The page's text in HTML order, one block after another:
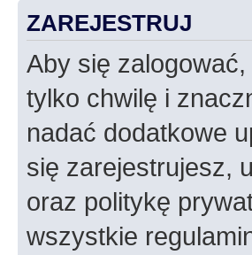
ZAREJESTRUJ
Aby się
tylko chwilę i
nadać dodatkowe
się zarejestrujesz,
oraz politykę
wszystkie